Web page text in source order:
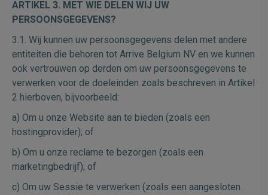
ARTIKEL 3. MET WIE DELEN WIJ UW
PERSOONSGEGEVENS?
3.1. Wij kunnen uw persoonsgegevens delen met andere
entiteiten die behoren tot Arrive Belgium NV en we kunnen
ook vertrouwen op derden om uw persoonsgegevens te
verwerken voor de doeleinden zoals beschreven in Artikel
2 hierboven, bijvoorbeeld:
a) Om u onze Website aan te bieden (zoals een
hostingprovider); of
b) Om u onze reclame te bezorgen (zoals een
marketingbedrijf); of
c) Om uw Sessie te verwerken (zoals een aangesloten